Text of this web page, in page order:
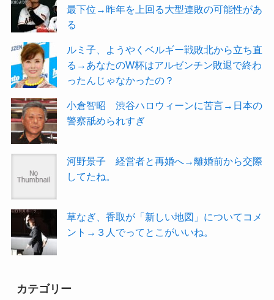
最下位→昨年を上回る大型連敗の可能性があ
る
ルミ子、ようやくベルギー戦敗北から立ち直
る→あなたのW杯はアルゼンチン敗退で終わ
ったんじゃなかったの？
小倉智昭 渋谷ハロウィーンに苦言→日本の
警察舐められすぎ
河野景子 経営者と再婚へ→離婚前から交際
してたね。
草なぎ、香取が「新しい地図」についてコメ
ント→３人でってとこがいいね。
カテゴリー